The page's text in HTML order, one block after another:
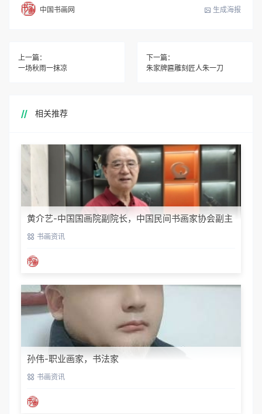
中国书画网 生成海报
上一篇：
​一场秋雨一抹凉
下一篇：
朱家牌匾雕刻匠人朱一刀
相关推荐
黄介艺-中国国画院副院长，中国民间书画家协会副主
席 书画资讯
孙伟-职业画家，书法家
书画资讯